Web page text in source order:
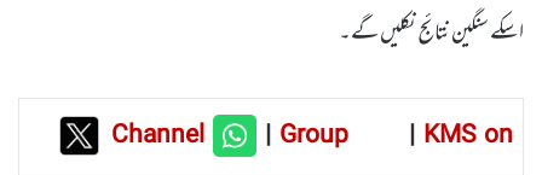
اسکے سنگین نتائج نکلیں گے۔
Channel |Group | KMS on